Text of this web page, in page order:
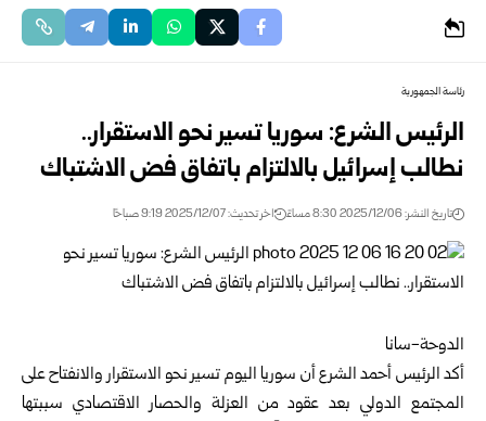
رئاسة الجمهورية
الرئيس الشرع: سوريا تسير نحو الاستقرار..
نطالب إسرائيل بالالتزام باتفاق فض الاشتباك
تاريخ النشر: 2025/12/06 8:30 مساءً اخر تحديث: 2025/12/07 9:19 صباحًا
الدوحة-سانا
أكدالرئيس أحمد الشرع أن سوريا اليوم تسير نحو الاستقرار والانفتاح على
المجتمع الدولي بعد عقود من العزلة والحصار الاقتصادي سببتها